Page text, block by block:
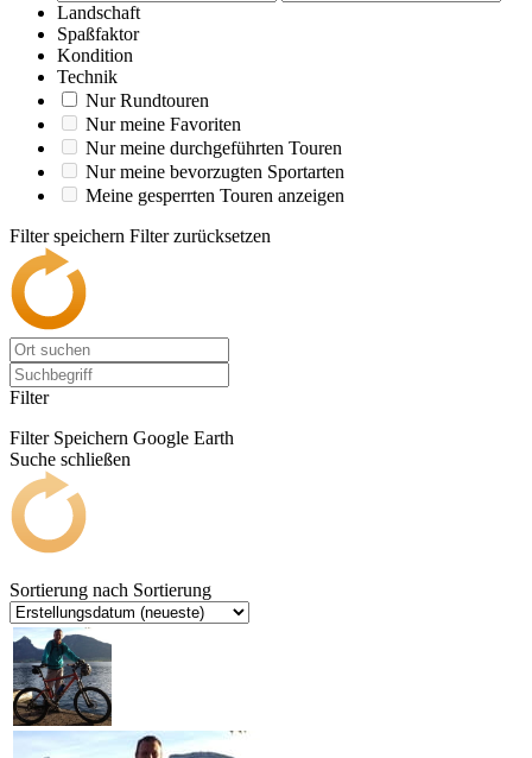
Landschaft
Spaßfaktor
Kondition
Technik
Nur Rundtouren
Nur meine Favoriten
Nur meine durchgeführten Touren
Nur meine bevorzugten Sportarten
Meine gesperrten Touren anzeigen
Filter speichern Filter zurücksetzen
Filter
Filter Speichern Google Earth
Suche schließen
Sortierung nach Sortierung